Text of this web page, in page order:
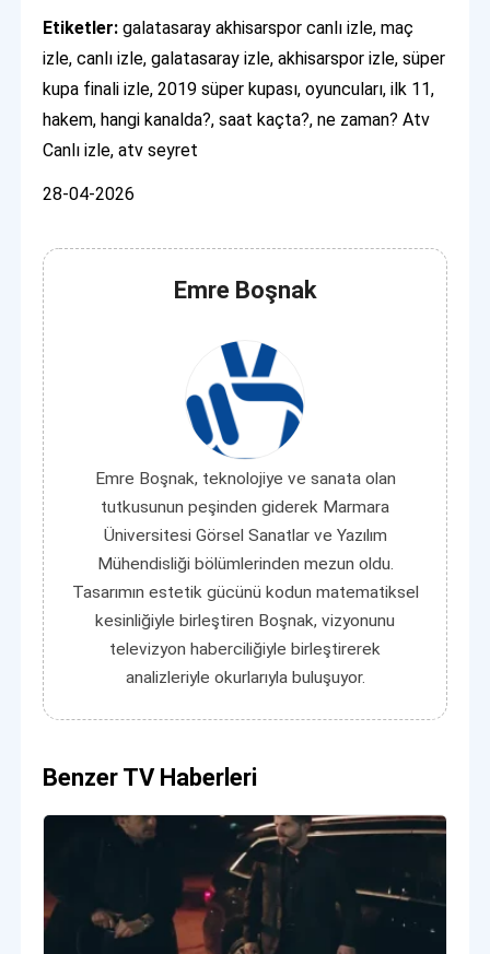
Etiketler:galatasaray akhisarspor canlı izle, maç
izle, canlı izle, galatasaray izle, akhisarspor izle, süper
kupa finali izle, 2019 süper kupası, oyuncuları, ilk 11,
hakem, hangi kanalda?, saat kaçta?, ne zaman? Atv
Canlı izle, atv seyret
28-04-2026
Emre Boşnak
Emre Boşnak, teknolojiye ve sanata olan
tutkusunun peşinden giderek Marmara
Üniversitesi Görsel Sanatlar ve Yazılım
Mühendisliği bölümlerinden mezun oldu.
Tasarımın estetik gücünü kodun matematiksel
kesinliğiyle birleştiren Boşnak, vizyonunu
televizyon haberciliğiyle birleştirerek
analizleriyle okurlarıyla buluşuyor.
Benzer TV Haberleri